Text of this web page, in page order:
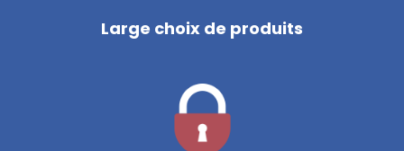
Large choix de produits